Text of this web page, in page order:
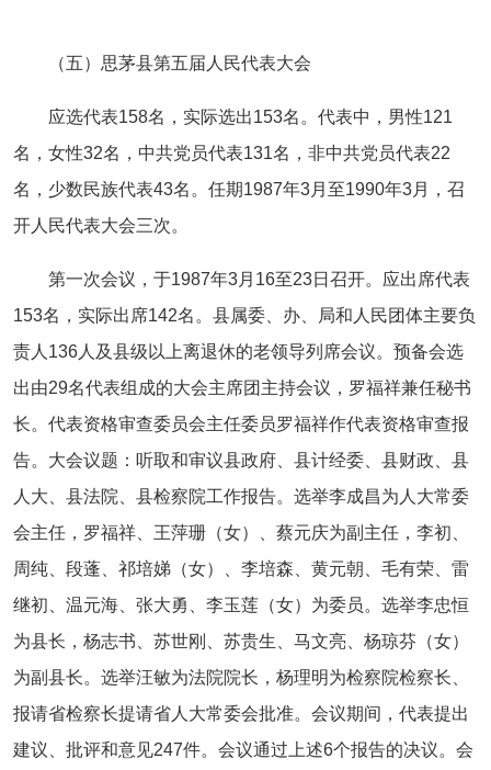
（五）思茅县第五届人民代表大会
应选代表158名，实际选出153名。代表中，男性121
名，女性32名，中共党员代表131名，非中共党员代表22
名，少数民族代表43名。任期1987年3月至1990年3月，召
开人民代表大会三次。
第一次会议，于1987年3月16至23日召开。应出席代表
153名，实际出席142名。县属委、办、局和人民团体主要负
责人136人及县级以上离退休的老领导列席会议。预备会选
出由29名代表组成的大会主席团主持会议，罗福祥兼任秘书
长。代表资格审查委员会主任委员罗福祥作代表资格审查报
告。大会议题：听取和审议县政府、县计经委、县财政、县
人大、县法院、县检察院工作报告。选举李成昌为人大常委
会主任，罗福祥、王萍珊（女）、蔡元庆为副主任，李初、
周纯、段蓬、祁培娣（女）、李培森、黄元朝、毛有荣、雷
继初、温元海、张大勇、李玉莲（女）为委员。选举李忠恒
为县长，杨志书、苏世刚、苏贵生、马文亮、杨琼芬（女）
为副县长。选举汪敏为法院院长，杨理明为检察院检察长、
报请省检察长提请省人大常委会批准。会议期间，代表提出
建议、批评和意见247件。会议通过上述6个报告的决议。会